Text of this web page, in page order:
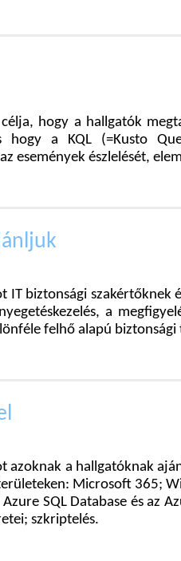
hogy a hallgatók
hogy a KQL (=Kusto
események észlelését,
IT biztonsági szakértőknek
a
felhő alapú
azoknak a hallgatóknak
Microsoft 365;
SQL Database és az
szkriptelés.